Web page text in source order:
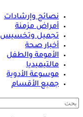
نصائح وإرشادات
أمراض مزمنة
تجميل وتخسيس
أخبار صحة
الأمومة والطفل
مالتيميديا
موسوعة الأدوية
جميع الأقسام